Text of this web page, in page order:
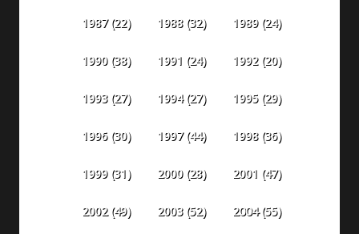
1987(22) 1988(32) 1989(24)
1990(38) 1991 (24) 1992(20)
1993(27) 1994(27) 1995(29)
1996(30) 1997(44) 1998(36)
1999(31) 2000(28) 2001 (47)
2002(49) 2003(52) 2004(55)